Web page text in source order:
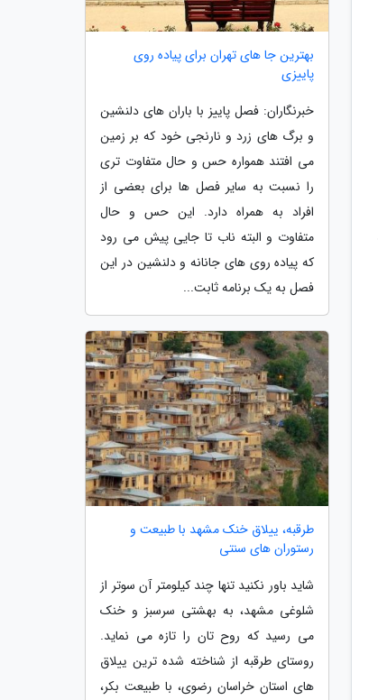
بهترین جا های تهران برای پیاده روی
پاییزی
خبرنگاران: فصل پاییز با باران های دلنشین
و برگ های زرد و نارنجی خود که بر زمین
می افتند همواره حس و حال متفاوت تری
را نسبت به سایر فصل ها برای بعضی از
افراد به همراه دارد. این حس و حال
متفاوت و البته ناب تا جایی پیش می رود
که پیاده روی های جانانه و دلنشین در این
فصل به یک برنامه ثابت...
طرقبه، ییلاق خنک مشهد با طبیعت و
رستوران های سنتی
شاید باور نکنید تنها چند کیلومتر آن سوتر از
شلوغی مشهد، به بهشتی سرسبز و خنک
می رسید که روح تان را تازه می نماید.
روستای طرقبه از شناخته شده ترین ییلاق
های استان خراسان رضوی، با طبیعت بکر،